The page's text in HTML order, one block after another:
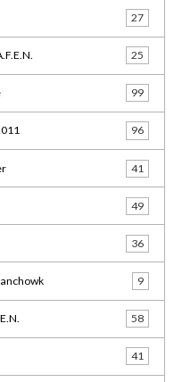
27
25
99
96
41
49
36
9
58
41